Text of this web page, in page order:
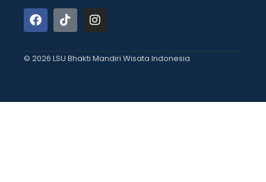
© 2026 LSU Bhakti Mandiri Wisata Indonesia